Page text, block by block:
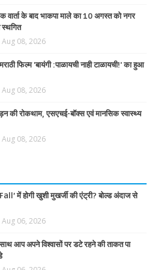
वार्ता के बाद भाकपा माले का 10 अगस्त को नगर
स्थगित
Aug 08, 2026
फिल्म 'बायंगी :पाळायची नाही टाळायची!' का हुआ
Aug 08, 2026
की रोकथाम, एसएचई-बॉक्स एवं मानसिक स्वास्थ्य
Aug 08, 2026
में होगी खुशी मुखर्जी की एंट्री? बोल्ड अंदाज से
Aug 06, 2026
आप अपने विश्वासों पर डटे रहने की ताकत पा